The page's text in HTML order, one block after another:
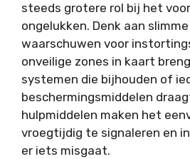
steeds grotere rol bij het
ongelukken. Denk aan
waarschuwen voor
onveilige zones in kaart
systemen die bijhouden of
beschermingsmiddelen
hulpmiddelen maken het
vroegtijdig te signaleren en
er iets misgaat.